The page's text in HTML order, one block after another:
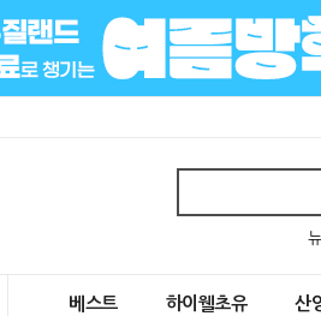
베스트 하이웰초유 산